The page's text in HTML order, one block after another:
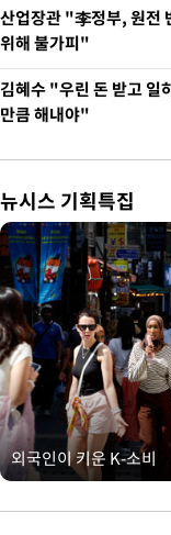
산업장관 "李정부, 원전
위해 불가피"
김혜수 "우린 돈 받고
만큼 해내야"
뉴시스 기획특집
외국인이 키운 K-소비